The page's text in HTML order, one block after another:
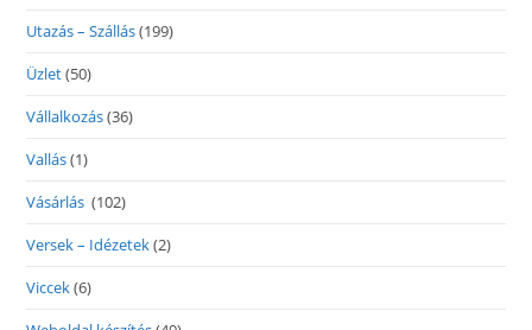
Utazás – Szállás(199)
Üzlet(50)
Vállalkozás(36)
Vallás(1)
Vásárlás (102)
Versek – Idézetek(2)
Viccek(6)